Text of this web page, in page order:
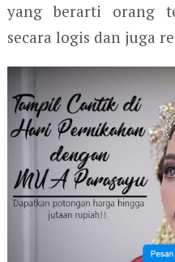
yang berarti orang
secara logis dan juga